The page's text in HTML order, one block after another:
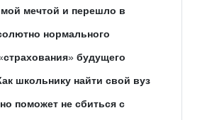
мечтой и перешло в
нормального
страхования» будущего
школьнику найти свой вуз
поможет не сбиться с